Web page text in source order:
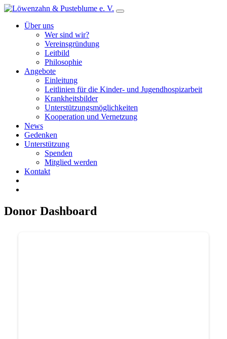
Über uns
Wer sind wir?
Vereinsgründung
Leitbild
Philosophie
Angebote
Einleitung
Leitlinien für die Kinder- und Jugendhospizarbeit
Krankheitsbilder
Unterstützungsmöglichkeiten
Kooperation und Vernetzung
News
Gedenken
Unterstützung
Spenden
Mitglied werden
Kontakt
Donor Dashboard